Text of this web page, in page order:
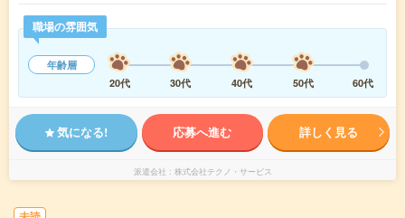
職場の雰囲気
年齢層
20代
30代 40代 50代 60代
気になる! 応募へ進む 詳しく見る
派遣会社 株式会社テクノ・サービス